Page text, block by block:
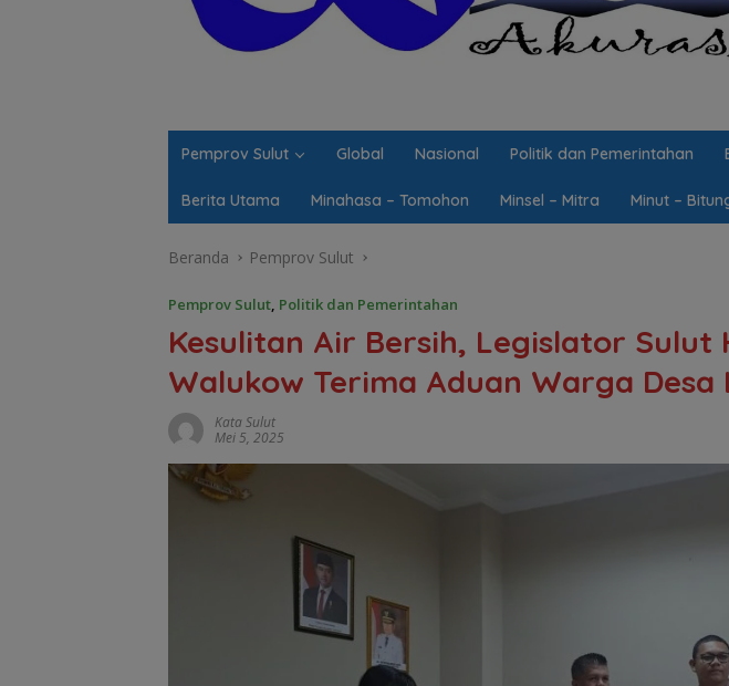
Pemprov Sulut Global Nasional Politik dan Pemerintahan
Berita Utama Minahasa – Tomohon Minsel – Mitra Minut –
Beranda Pemprov Sulut
Pemprov Sulut, Politik dan Pemerintahan
Kesulitan Air Bersih, Legislator Sulut
Walukow Terima Aduan Warga Desa
Kata Sulut
Mei 5, 2025